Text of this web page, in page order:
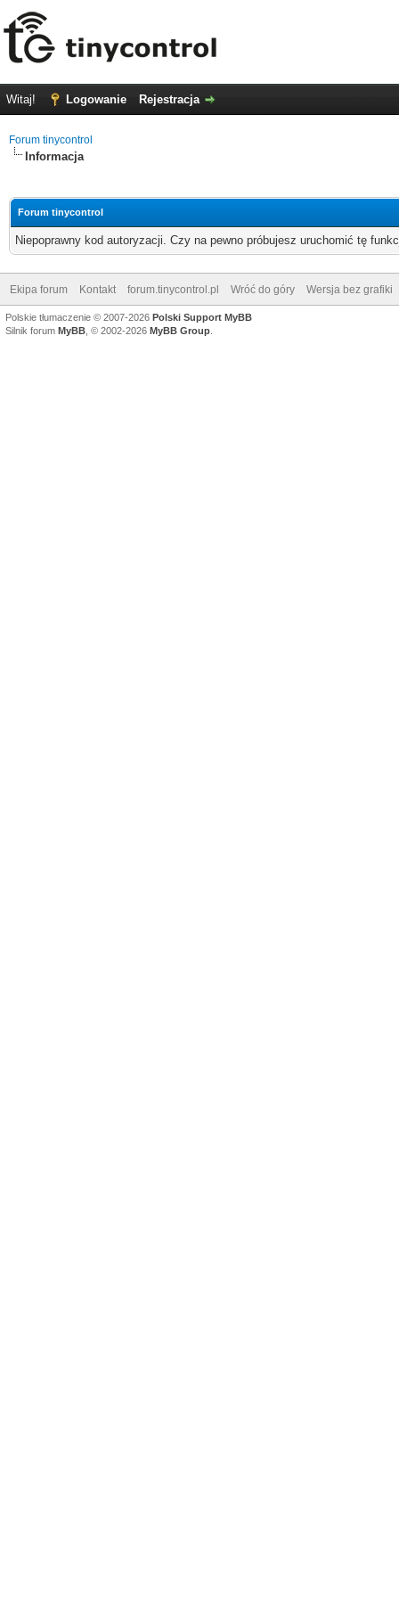
Witaj! Logowanie Rejestracja
Forum tinycontrol
Informacja
Forum tinycontrol
Niepoprawny kod autoryzacji. Czy na pewno próbujesz uruchomić tę
Ekipa forum Kontakt forum.tinycontrol.pl Wróć do góry Wersja bez grafiki
Polskie tłumaczenie © 2007-2026 Polski Support MyBB
Silnik forum MyBB , © 2002-2026 MyBB Group